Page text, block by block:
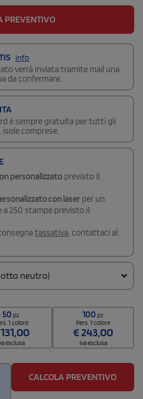
PREVENTIVO
info
verrà inviata tramite mail una
da confermare.
è sempre gratuita per tutti gli
comprese.
personalizzato previsto il:
con laser per un
250 stampe previsto il:
tassativa, contattaci al:
neutro)
50pz
1 colore
131,00
esclusa
100pz
Pers. 1 colore
€243,00
iva esclusa
CALCOLA PREVENTIVO